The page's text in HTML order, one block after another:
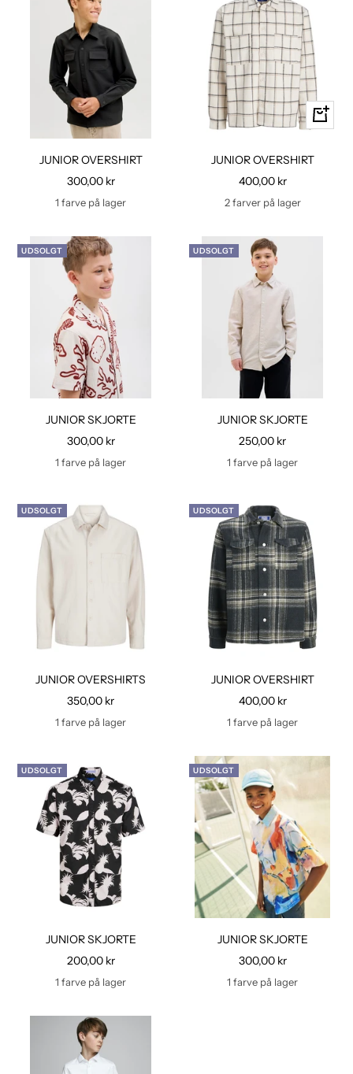
JUNIOR OVERSHIRT
Udsalgspris
300,00 kr
1 farve på lager
Hurtig
kig
JUNIOR OVERSHIRT
Udsalgspris
400,00 kr
2 farver på lager
UDSOLGT
JUNIOR SKJORTE
Udsalgspris
300,00 kr
1 farve på lager
UDSOLGT
JUNIOR SKJORTE
Udsalgspris
250,00 kr
1 farve på lager
UDSOLGT
JUNIOR OVERSHIRTS
Udsalgspris
350,00 kr
1 farve på lager
UDSOLGT
JUNIOR OVERSHIRT
Udsalgspris
400,00 kr
1 farve på lager
UDSOLGT
JUNIOR SKJORTE
Udsalgspris
200,00 kr
1 farve på lager
UDSOLGT
JUNIOR SKJORTE
Udsalgspris
300,00 kr
1 farve på lager